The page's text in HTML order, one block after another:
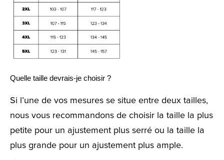
Quelle taille devrais-je choisir ?
Si l’une de vos mesures se situe entre deux tailles,
nous vous recommandons de choisir la taille la plus
petite pour un ajustement plus serré ou la taille la
plus grande pour un ajustement plus ample.